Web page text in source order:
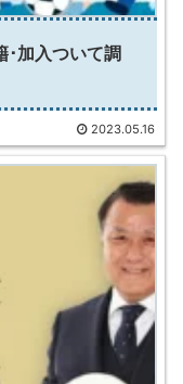
･加入ついて調
2023.05.16